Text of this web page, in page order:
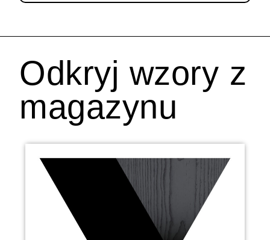
Odkryj wzory z
magazynu